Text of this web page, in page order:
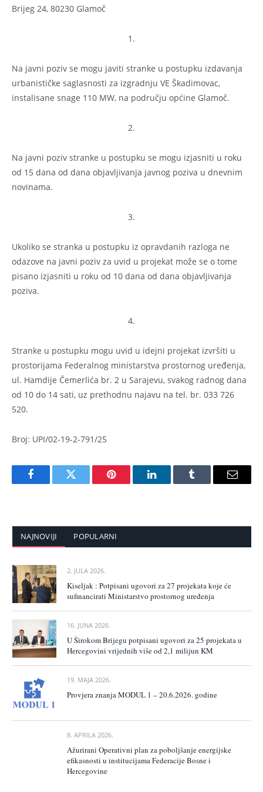
Brijeg 24, 80230 Glamoč
1.
Na javni poziv se mogu javiti stranke u postupku izdavanja
urbanističke saglasnosti za izgradnju VE Škadimovac,
instalisane snage 110 MW, na području općine Glamoč.
2.
Na javni poziv stranke u postupku se mogu izjasniti u roku
od 15 dana od dana objavljivanja javnog poziva u dnevnim
novinama.
3.
Ukoliko se stranka u postupku iz opravdanih razloga ne
odazove na javni poziv za uvid u projekat može se o tome
pisano izjasniti u roku od 10 dana od dana objavljivanja
poziva.
4.
Stranke u postupku mogu uvid u idejni projekat izvršiti u
prostorijama Federalnog ministarstva prostornog uređenja,
ul. Hamdije Čemerlića br. 2 u Sarajevu, svakog radnog dana
od 10 do 14 sati, uz prethodnu najavu na tel. br. 033 726
520.
Broj: UPI/02-19-2-791/25
FacebookTwitter Pinterest LinkedInTumblr Email
NAJNOVIJI POPULARNI
2. JULA 2026.
Kiseljak : Potpisani ugovori za 27 projekata koje će
sufinancirati Ministarstvo prostornog uređenja
16. JUNA 2026.
U Širokom Brijegu potpisani ugovori za 25 projekata u
Hercegovini vrijednih više od 2,1 milijun KM
19. MAJA 2026.
Provjera znanja MODUL 1 – 20.6.2026. godine
8. APRILA 2026.
Ažurirani Operativni plan za poboljšanje energijske
efikasnosti u institucijama Federacije Bosne i
Hercegovine